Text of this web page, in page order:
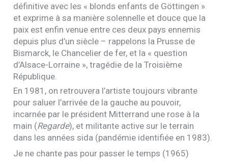
définitive avec les « blonds enfants de Göttingen »
et exprime à sa manière solennelle et douce que la
paix est enfin venue entre ces deux pays ennemis
depuis plus d’un siècle – rappelons la Prusse de
Bismarck, le Chancelier de fer, et la « question
d’Alsace-Lorraine », tragédie de la Troisième
République.
En 1981, on retrouvera l’artiste toujours vibrante
pour saluer l’arrivée de la gauche au pouvoir,
incarnée par le président Mitterrand une rose à la
main (Regarde), et militante active sur le terrain
dans les années sida (pandémie identifiée en 1983).
Je ne chante pas pour passer le temps (1965)